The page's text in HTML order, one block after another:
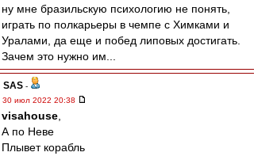
ну мне бразильскую психологию не понять,
играть по полкарьеры в чемпе с Химками и
Уралами, да еще и побед липовых достигать.
Зачем это нужно им...
SAS -
30 июл 2022 20:38
visahouse
А по Неве
Плывет корабль